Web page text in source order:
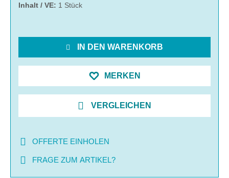
Inhalt / VE: 1 Stück
IN DEN WARENKORB
MERKEN
VERGLEICHEN
OFFERTE EINHOLEN
FRAGE ZUM ARTIKEL?